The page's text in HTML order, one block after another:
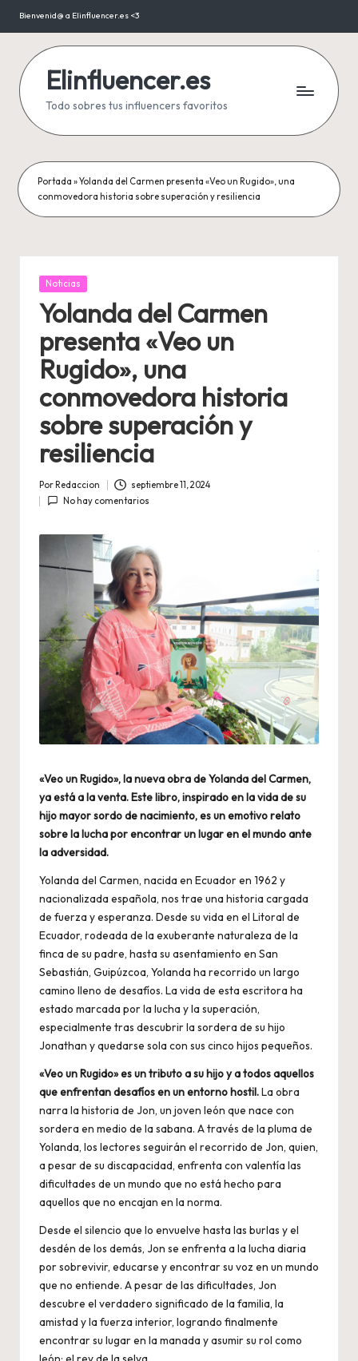
Saltar
contenido
Bienvenid@ a Elinfluencer.es <3
Elinfluencer.es
Todo sobres tus influencers favoritos
Portada »Yolanda del Carmen presenta «Veo un Rugido», una
conmovedora historia sobre superación y resiliencia
Publicada
Noticias
Yolanda del Carmen
presenta «Veo un
Rugido», una
conmovedora historia
sobre superación y
resiliencia
por
Por Redaccion
septiembre 11, 2024
No hay comentarios
«Veo un Rugido», la nueva obra de Yolanda del Carmen,
ya está a la venta. Este libro, inspirado en la vida de su
hijo mayor sordo de nacimiento, es un emotivo relato
sobre la lucha por encontrar un lugar en el mundo ante
la adversidad.
Yolanda del Carmen, nacida en Ecuador en 1962 y
nacionalizada española, nos trae una historia cargada
de fuerza y esperanza. Desde su vida en el Litoral de
Ecuador, rodeada de la exuberante naturaleza de la
finca de su padre, hasta su asentamiento en San
Sebastián, Guipúzcoa, Yolanda ha recorrido un largo
camino lleno de desafíos. La vida de esta escritora ha
estado marcada por la lucha y la superación,
especialmente tras descubrir la sordera de su hijo
Jonathan y quedarse sola con sus cinco hijos pequeños.
«Veo un Rugido» es un tributo a su hijo y a todos aquellos
que enfrentan desafíos en un entorno hostil.La obra
narra la historia de Jon, un joven león que nace con
sordera en medio de la sabana. A través de la pluma de
Yolanda, los lectores seguirán el recorrido de Jon, quien,
a pesar de su discapacidad, enfrenta con valentía las
dificultades de un mundo que no está hecho para
aquellos que no encajan en la norma.
Desde el silencio que lo envuelve hasta las burlas y el
desdén de los demás, Jon se enfrenta a la lucha diaria
por sobrevivir, educarse y encontrar su voz en un mundo
que no entiende. A pesar de las dificultades, Jon
descubre el verdadero significado de la familia, la
amistad y la fuerza interior, logrando finalmente
encontrar su lugar en la manada y asumir su rol como